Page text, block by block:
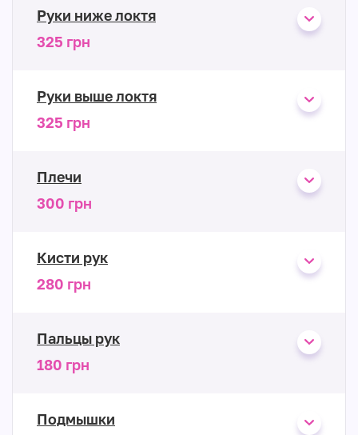
Руки ниже локтя
325 грн
Руки выше локтя
325 грн
Плечи
300 грн
Кисти рук
280 грн
Пальцы рук
180 грн
Подмышки